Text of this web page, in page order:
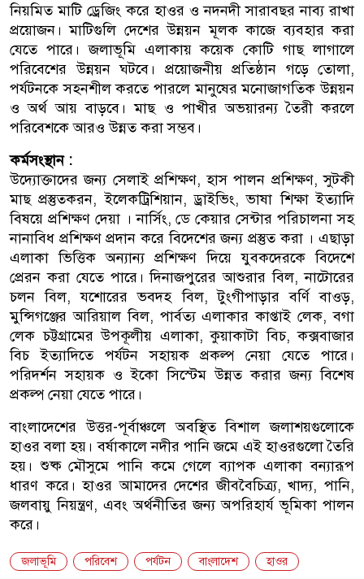
নিয়মিত মাটি ড্রেজিং করে হাওর ও নদনদী সারাবছর নাব্য রাখা
প্রয়োজন। মাটিগুলি দেশের উন্নয়ন মূলক কাজে ব্যবহার করা
যেতে পারে। জলাভূমি এলাকায় কয়েক কোটি গাছ লাগালে
পরিবেশের উন্নয়ন ঘটবে। প্রয়োজনীয় প্রতিষ্ঠান গড়ে তোলা,
পর্যটনকে সহনশীল করতে পারলে মানুষের মনোজাগতিক উন্নয়ন
ও অর্থ আয় বাড়বে। মাছ ও পাখীর অভয়ারন্য তৈরী করলে
পরিবেশকে আরও উন্নত করা সম্ভব।
কর্মসংস্থান :
উদ্যোক্তাদের জন্য সেলাই প্রশিক্ষণ, হাস পালন প্রশিক্ষণ, সুটকী
মাছ প্রস্তুতকরন, ইলেকট্রিশিয়ান, ড্রাইভিং, ভাষা শিক্ষা ইত্যাদি
বিষয়ে প্রশিক্ষণ দেয়া । নার্সিং, ডে কেয়ার সেন্টার পরিচালনা সহ
নানাবিধ প্রশিক্ষণ প্রদান করে বিদেশের জন্য প্রস্তুত করা । এছাড়া
এলাকা ভিত্তিক অন্যান্য প্রশিক্ষণ দিয়ে যুবকদেরকে বিদেশে
প্রেরন করা যেতে পারে। দিনাজপুরের আশুরার বিল, নাটোরের
চলন বিল, যশোরের ভবদহ বিল, টুংগীপাড়ার বর্ণি বাওড়,
মুন্সিগঞ্জের আরিয়াল বিল, পার্বত্য এলাকার কাপ্তাই লেক, বগা
লেক চট্টগ্রামের উপকূলীয় এলাকা, কুয়াকাটা বিচ, কক্সবাজার
বিচ ইত্যাদিতে পর্যটন সহায়ক প্রকল্প নেয়া যেতে পারে।
পরিদর্শন সহায়ক ও ইকো সিস্টেম উন্নত করার জন্য বিশেষ
প্রকল্প নেয়া যেতে পারে।
বাংলাদেশের উত্তর-পূর্বাঞ্চলে অবস্থিত বিশাল জলাশয়গুলোকে
হাওর বলা হয়। বর্ষাকালে নদীর পানি জমে এই হাওরগুলো তৈরি
হয়। শুষ্ক মৌসুমে পানি কমে গেলে ব্যাপক এলাকা বন্যারূপ
ধারণ করে। হাওর আমাদের দেশের জীববৈচিত্র্য, খাদ্য, পানি,
জলবায়ু নিয়ন্ত্রণ, এবং অর্থনীতির জন্য অপরিহার্য ভূমিকা পালন
করে।
জলাভূমি পরিবেশ পর্যটন বাংলাদেশ হাওর